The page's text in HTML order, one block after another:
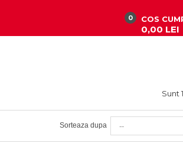
COS
0
0,00 LEI
Sunt
Sorteaza dupa